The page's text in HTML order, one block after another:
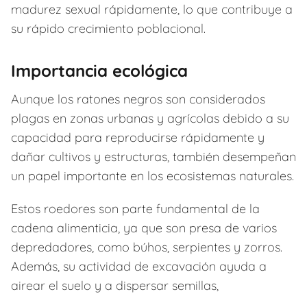
madurez sexual rápidamente, lo que contribuye a
su rápido crecimiento poblacional.
Importancia ecológica
Aunque los ratones negros son considerados
plagas en zonas urbanas y agrícolas debido a su
capacidad para reproducirse rápidamente y
dañar cultivos y estructuras, también desempeñan
un papel importante en los ecosistemas naturales.
Estos roedores son parte fundamental de la
cadena alimenticia, ya que son presa de varios
depredadores, como búhos, serpientes y zorros.
Además, su actividad de excavación ayuda a
airear el suelo y a dispersar semillas,